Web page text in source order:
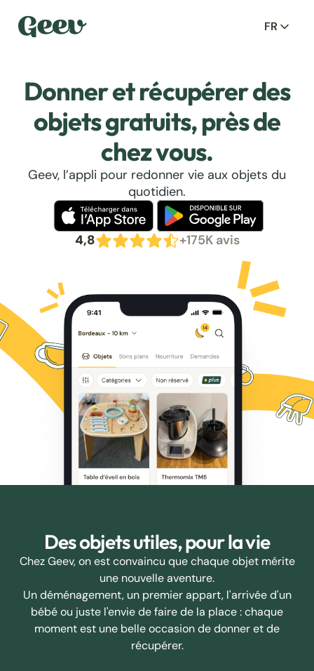
FR
Donner et récupérer des
objets gratuits, près de
chez vous.
Geev, l’appli pour redonner vie aux objets du
quotidien.
4,8 +175K avis
Des objets utiles, pour la vie
Chez Geev, on est convaincu que chaque objet mérite
une nouvelle aventure.
Un déménagement, un premier appart, l'arrivée d'un
bébé ou juste l'envie de faire de la place : chaque
moment est une belle occasion de donner et de
récupérer.